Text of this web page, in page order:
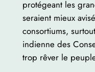
protégeant les
seraient mieux
consortiums,
indienne des
trop rêver le